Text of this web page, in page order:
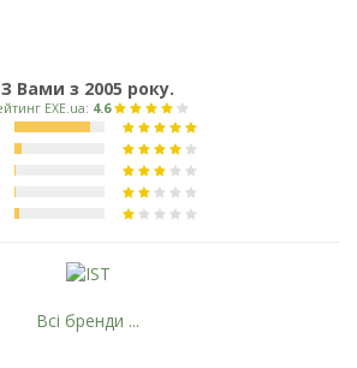
З Вами з 2005 року.
Всі бренди ...